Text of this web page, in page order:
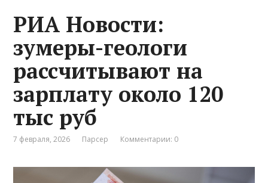
РИА Новости:
зумеры-геологи
рассчитывают на
зарплату около 120
тыс руб
7 февраля, 2026 Парсер Комментарии: 0